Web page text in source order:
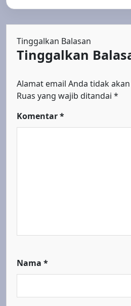
Tinggalkan Balasan
Tinggalkan
Alamat email Anda tidak
Ruas yang wajib ditandai *
Komentar*
Nama *